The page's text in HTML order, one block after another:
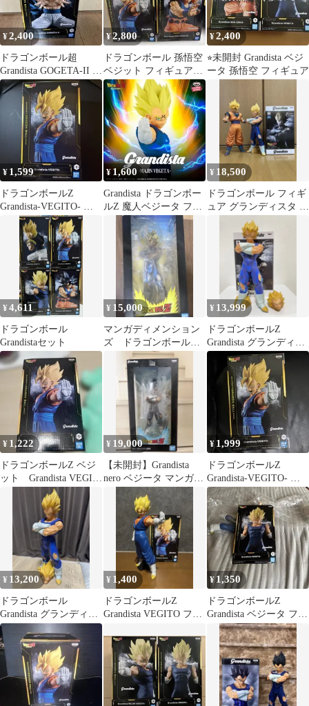
¥2,400
ドラゴンボール超
Grandista GOGETA-II フ
ィギュア
¥2,800
ドラゴンボール 孫悟空
ベジット フィギュア
Grandista 2種セット
¥2,400
⭐︎未開封 Grandista ベジ
ータ 孫悟空 フィギュア
¥ 1,599
ドラゴンボールZ
Grandista-VEGITO- フ
ィギュア
¥ 1,600
Grandista ドラゴンボー
ルZ 魔人ベジータ フィ
ギュア 未開封
¥ 18,500
ドラゴンボール フィギ
ュア グランディスタ 孫
悟空 ベジータ 2体セッ
¥4,611
ドラゴンボール
Grandistaセット
¥ 15,000
マンガディメンション
ズ ドラゴンボールZ
スーパーサイヤ人 ベジ
¥ 13,999
ドラゴンボールZ
Grandista グランディス
タ ベジータ 魔人ベジ
¥ 1,222
ドラゴンボールZ ベジ
ット Grandista VEGIT
グランディスタ
¥ 19,000
【未開封】Grandista
nero ベジータ マンガデ
ィメンションズ②
¥ 1,999
ドラゴンボールZ
Grandista-VEGITO- フ
ィギュア
¥ 13,200
ドラゴンボール
Grandista グランディス
タ ベジータ
¥ 1,400
ドラゴンボールZ
Grandista VEGITO フィ
¥1,350
ドラゴンボールZ
Grandista ベジータ フィ
ギュア 箱無し